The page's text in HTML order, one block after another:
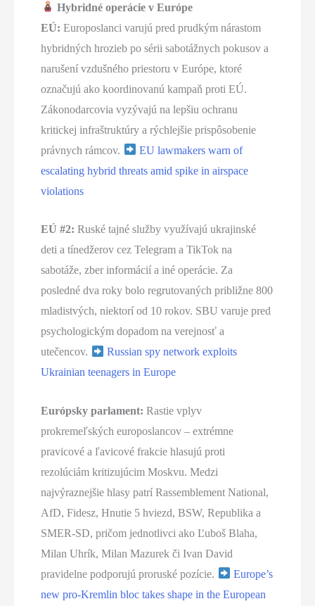
Hybridné operácie v Európe
EÚ: Europoslanci varujú pred prudkým nárastom
hybridných hrozieb po sérii sabotážnych pokusov a
narušení vzdušného priestoru v Európe, ktoré
označujú ako koordinovanú kampaň proti EÚ.
Zákonodarcovia vyzývajú na lepšiu ochranu
kritickej infraštruktúry a rýchlejšie prispôsobenie
právnych rámcov.
EU lawmakers warn of
escalating hybrid threats amid spike in airspace
violations
EÚ #2: Ruské tajné služby využívajú ukrajinské
deti a tínedžerov cez Telegram a TikTok na
sabotáže, zber informácií a iné operácie. Za
posledné dva roky bolo regrutovaných približne 800
mladistvých, niektorí od 10 rokov. SBU varuje pred
psychologickým dopadom na verejnosť a
utečencov.
Russian spy network exploits
Ukrainian teenagers in Europe
Európsky parlament: Rastie vplyv
prokremeľských europoslancov – extrémne
pravicové a ľavicové frakcie hlasujú proti
rezolúciám kritizujúcim Moskvu. Medzi
najvýraznejšie hlasy patrí Rassemblement National,
AfD, Fidesz, Hnutie 5 hviezd, BSW, Republika a
SMER-SD, pričom jednotlivci ako Ľuboš Blaha,
Milan Uhrík, Milan Mazurek či Ivan David
pravidelne podporujú proruské pozície.
Europe’s
new pro-Kremlin bloc takes shape in the European